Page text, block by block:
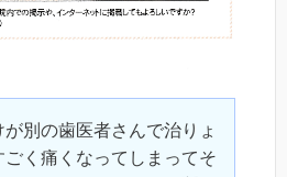
別の歯医者さんで治りょ
ごく痛くなってしまってそ